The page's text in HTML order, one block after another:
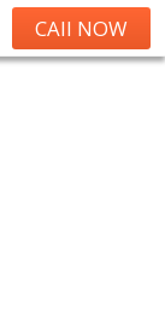
CAll NOW